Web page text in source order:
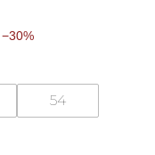
−30%
54